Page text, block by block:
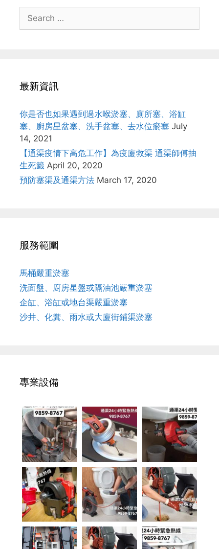
for:
最新資訊
你是否也如果遇到過水喉淤塞、廁所塞、浴缸
塞、廚房星盆塞、洗手盆塞、去水位瘀塞 July
14, 2021
【通渠疫情下高危工作】為疫廈救渠 通渠師傅抽
生死籤 April 20, 2020
預防塞渠及通渠方法 March 17, 2020
服務範圍
馬桶嚴重淤塞
洗面盤、廚房星盤或隔油池嚴重淤塞
企缸、浴缸或地台渠嚴重淤塞
沙井、化糞、雨水或大廈街鋪渠淤塞
專業設備